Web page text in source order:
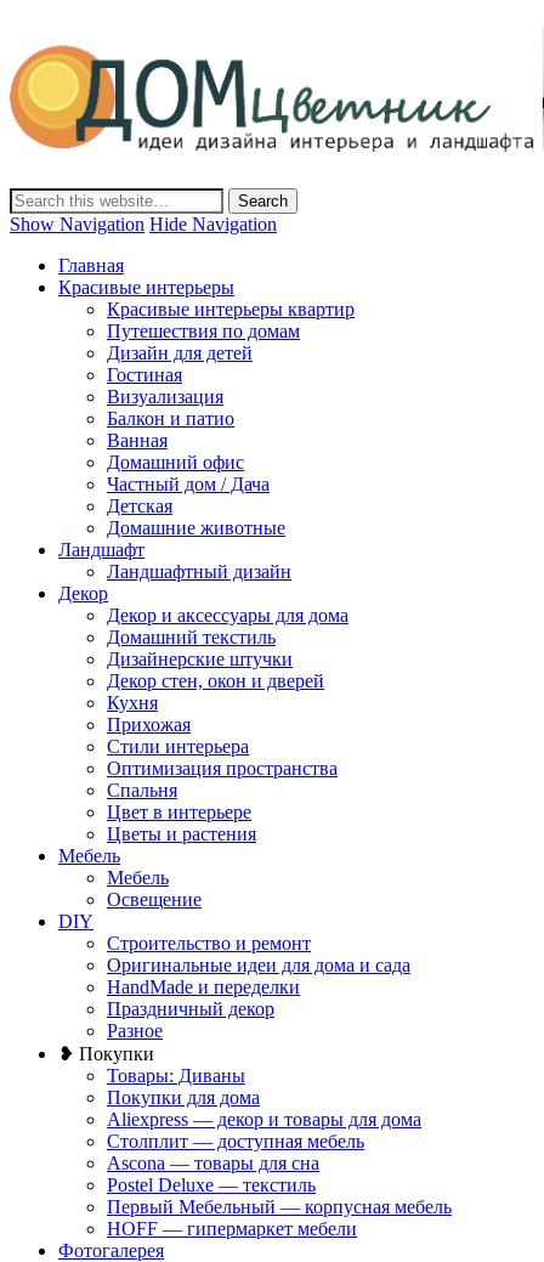
Дом-Цветник
Дизайн интерьера и ландшафта, декор и обустройство дома.
Идеи со всего мира.
Show Navigation Hide Navigation
Главная
Красивые интерьеры
Красивые интерьеры квартир
Путешествия по домам
Дизайн для детей
Гостиная
Визуализация
Балкон и патио
Ванная
Домашний офис
Частный дом / Дача
Детская
Домашние животные
Ландшафт
Ландшафтный дизайн
Декор
Декор и аксессуары для дома
Домашний текстиль
Дизайнерские штучки
Декор стен, окон и дверей
Кухня
Прихожая
Стили интерьера
Оптимизация пространства
Спальня
Цвет в интерьере
Цветы и растения
Мебель
Мебель
Освещение
DIY
Строительство и ремонт
Оригинальные идеи для дома и сада
HandMade и переделки
Праздничный декор
Разное
❥ Покупки
Товары: Диваны
Покупки для дома
Aliexpress — декор и товары для дома
Столплит — доступная мебель
Ascona — товары для сна
Postel Deluxe — текстиль
Первый Мебельный — корпусная мебель
HOFF — гипермаркет мебели
Фотогалерея